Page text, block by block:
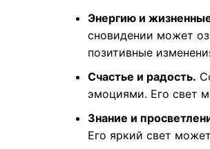
Энергию и
сновидении может
позитивные
Счастье и радость.
эмоциями. Его свет
Знание и
Его яркий свет